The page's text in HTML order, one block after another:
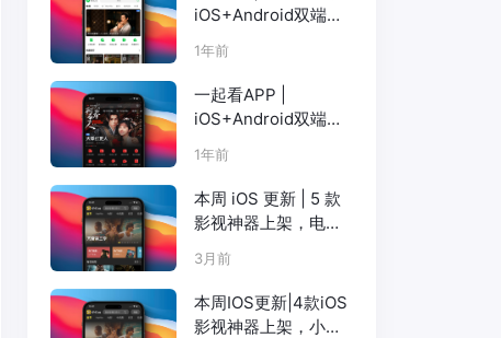
iOS+Android双端影
视（已更新至橘子
TV）
1年前
一起看APP |
iOS+Android双端更
新，注册观影流畅高
清画质，海量奈飞、
短剧、吃瓜榜
1年前
本周 iOS 更新 | 5 款
影视神器上架，电影
天堂、小苹果、橘子
等
3月前
本周IOS更新|4款iOS
影视神器上架，小柿